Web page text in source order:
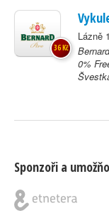
Lázně
0%
36 Kč
Sponzoři a